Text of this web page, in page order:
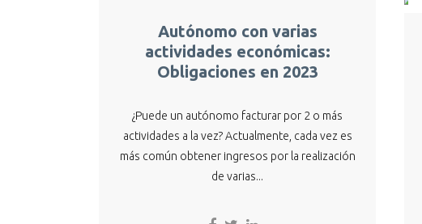
Autónomo con varias
actividades económicas:
Obligaciones en 2023
¿Puede un autónomo facturar por 2 o más
actividades a la vez? Actualmente, cada vez es
más común obtener ingresos por la realización
de varias...